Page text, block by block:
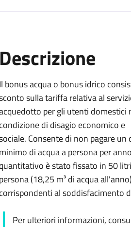
Descrizione
Il bonus acqua o bonus idrico
sulla tariffa relativa al
per gli utenti domestici
condizione di disagio economico e
Consente di non pagare
minimo di acqua a persona per
quantitativo è stato fissato in 50
persona (18,25 m³ di acqua
corrispondenti al soddisfacimento
Per ulteriori informazioni,